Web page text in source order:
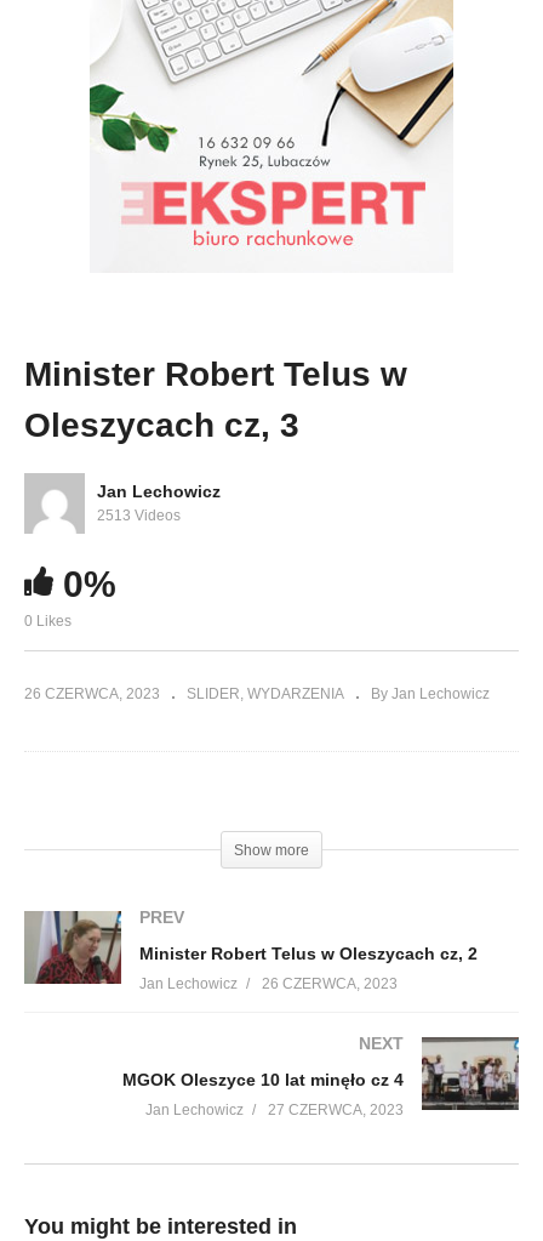
Minister Robert Telus w
Oleszycach cz, 3
Jan Lechowicz
2513 Videos
0%
0 Likes
26 CZERWCA, 2023 SLIDER WYDARZENIA By Jan Lechowicz
Show more
PREV
Minister Robert Telus w Oleszycach cz, 2
Jan Lechowicz 26 CZERWCA, 2023
NEXT
MGOK Oleszyce 10 lat minęło cz 4
Jan Lechowicz 27 CZERWCA, 2023
You might be interested in